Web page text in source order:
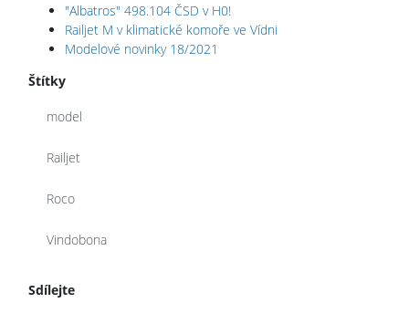
"Albatros" 498.104 ČSD v H0!
Railjet M v klimatické komoře ve Vídni
Modelové novinky 18/2021
Štítky
model
Railjet
Roco
Vindobona
Sdílejte